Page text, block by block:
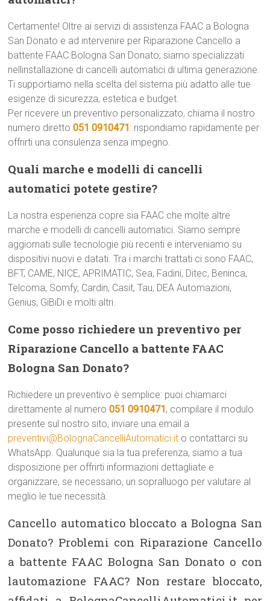
Certamente! Oltre ai servizi di assistenza FAAC a Bologna
San Donato e ad intervenire per Riparazione Cancello a
battente FAAC Bologna San Donato, siamo specializzati
nellinstallazione di cancelli automatici di ultima generazione.
Ti supportiamo nella scelta del sistema più adatto alle tue
esigenze di sicurezza, estetica e budget.
Per ricevere un preventivo personalizzato, chiama il nostro
numero diretto051 0910471: rispondiamo rapidamente per
offrirti una consulenza senza impegno.
Quali marche e modelli di cancelli
automatici potete gestire?
La nostra esperienza copre sia FAAC che molte altre
marche e modelli di cancelli automatici. Siamo sempre
aggiornati sulle tecnologie più recenti e interveniamo su
dispositivi nuovi e datati. Tra i marchi trattati ci sono FAAC,
BFT, CAME, NICE, APRIMATIC, Sea, Fadini, Ditec, Beninca,
Telcoma, Somfy, Cardin, Casit, Tau, DEA Automazioni,
Genius, GiBiDi e molti altri.
Come posso richiedere un preventivo per
Riparazione Cancello a battente FAAC
Bologna San Donato?
Richiedere un preventivo è semplice: puoi chiamarci
direttamente al numero051 0910471, compilare il modulo
presente sul nostro sito, inviare una email a
preventivi@BolognaCancelliAutomatici.it o contattarci su
WhatsApp. Qualunque sia la tua preferenza, siamo a tua
disposizione per offrirti informazioni dettagliate e
organizzare, se necessario, un sopralluogo per valutare al
meglio le tue necessità.
Cancello automatico bloccato a Bologna San
Donato? Problemi con Riparazione Cancello
a battente FAAC Bologna San Donato o con
lautomazione FAAC? Non restare bloccato,